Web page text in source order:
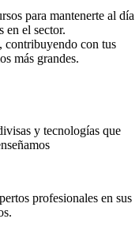
para mantenerte al día
en el sector.
contribuyendo con tus
más grandes.
y tecnologías que
profesionales en sus